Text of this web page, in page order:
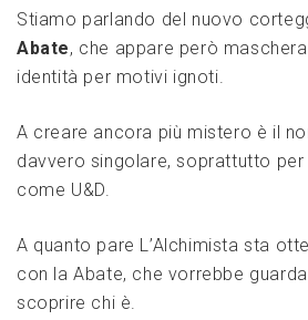
Stiamo parlando del nuovo
Abate, che appare però
identità per motivi ignoti.
A creare ancora più mistero è il
davvero singolare, soprattutto per
come U&D.
A quanto pare L’Alchimista sta
con la Abate, che vorrebbe
scoprire chi è.